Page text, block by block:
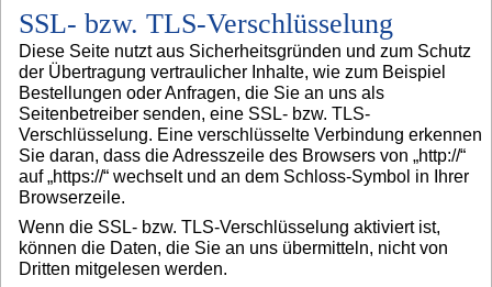
SSL- bzw. TLS-Verschlüsselung
Diese Seite nutzt aus Sicherheitsgründen und zum Schutz
der Übertragung vertraulicher Inhalte, wie zum Beispiel
Bestellungen oder Anfragen, die Sie an uns als
Seitenbetreiber senden, eine SSL- bzw. TLS-
Verschlüsselung. Eine verschlüsselte Verbindung erkennen
Sie daran, dass die Adresszeile des Browsers von „http://“
auf „https://“ wechselt und an dem Schloss-Symbol in Ihrer
Browserzeile.
Wenn die SSL- bzw. TLS-Verschlüsselung aktiviert ist,
können die Daten, die Sie an uns übermitteln, nicht von
Dritten mitgelesen werden.